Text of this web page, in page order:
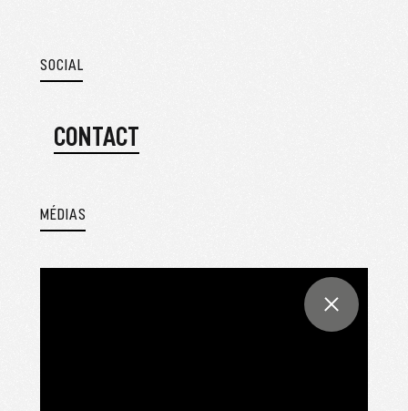
SOCIAL
CONTACT
MÉDIAS